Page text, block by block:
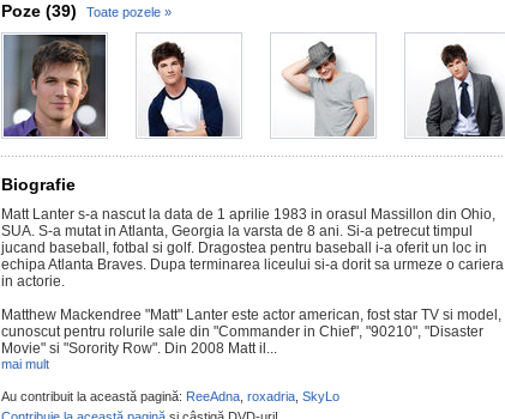
Poze (39) Toate pozele »
Biografie
Matt Lanter s-a nascut la data de 1 aprilie 1983 in orasul Massillon din Ohio,
SUA. S-a mutat in Atlanta, Georgia la varsta de 8 ani. Si-a petrecut timpul
jucand baseball, fotbal si golf. Dragostea pentru baseball i-a oferit un loc in
echipa Atlanta Braves. Dupa terminarea liceului si-a dorit sa urmeze o cariera
in actorie.
Matthew Mackendree "Matt" Lanter este actor american, fost star TV si model,
cunoscut pentru rolurile sale din "Commander in Chief", "90210", "Disaster
Movie" si "Sorority Row". Din 2008 Matt il...
mai mult
Au contribuit la această pagină: ReeAdna roxadria SkyLo